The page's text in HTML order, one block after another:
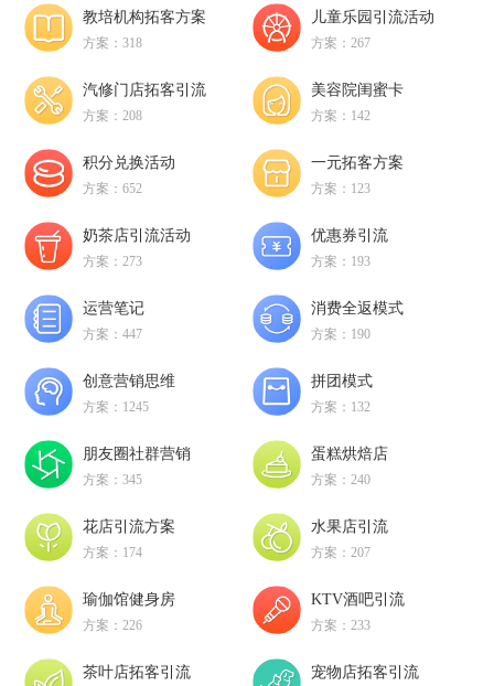
教培机构拓客方案
方案：318
儿童乐园引流活动
方案：267
汽修门店拓客引流
方案：208
美容院闺蜜卡
方案：142
积分兑换活动
方案：652
一元拓客方案
方案：123
奶茶店引流活动
方案：273
优惠券引流
方案：193
运营笔记
方案：447
消费全返模式
方案：190
创意营销思维
方案：1245
拼团模式
方案：132
朋友圈社群营销
方案：345
蛋糕烘焙店
方案：240
花店引流方案
方案：174
水果店引流
方案：207
瑜伽馆健身房
方案：226
KTV酒吧引流
方案：233
茶叶店拓客引流 宠物店拓客引流